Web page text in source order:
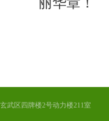
武区四牌楼2号动力楼211室